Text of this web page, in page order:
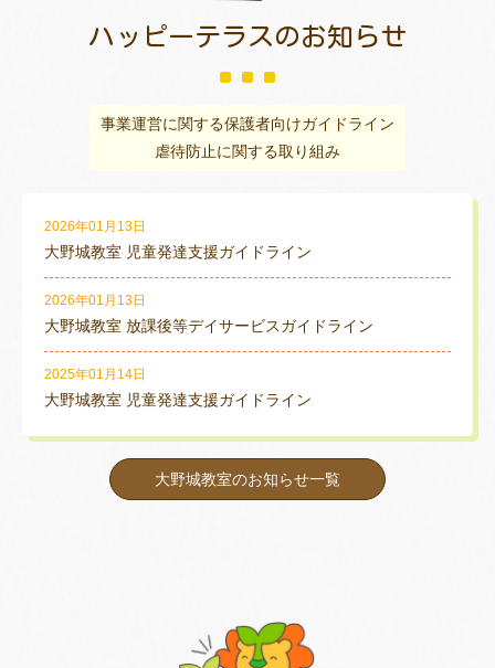
ハッピーテラスのお知らせ
事業運営に関する保護者向けガイドライン
虐待防止に関する取り組み
2026年01月13日
大野城教室 児童発達支援ガイドライン
2026年01月13日
大野城教室 放課後等デイサービスガイドライン
2025年01月14日
大野城教室 児童発達支援ガイドライン
大野城教室のお知らせ一覧